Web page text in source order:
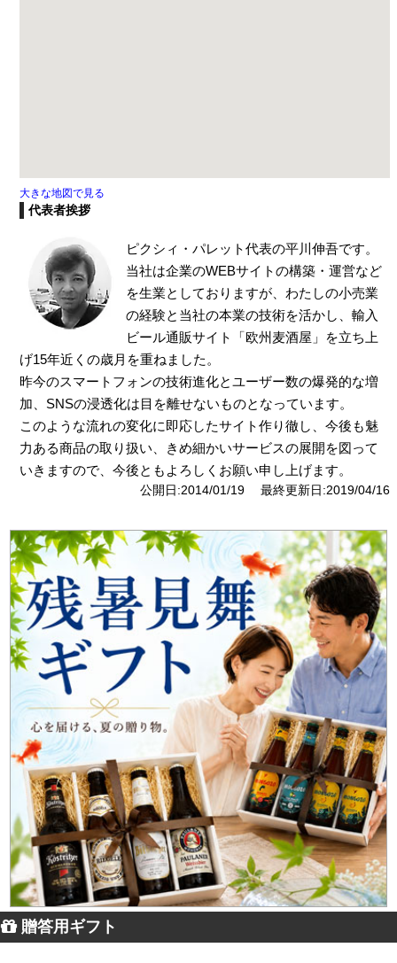
大きな地図で見る
代表者挨拶
ピクシィ・パレット代表の平川伸吾です。
当社は企業のWEBサイトの構築・運営など
を生業としておりますが、わたしの小売業
の経験と当社の本業の技術を活かし、輸入
ビール通販サイト「欧州麦酒屋」を立ち上
げ15年近くの歳月を重ねました。
昨今のスマートフォンの技術進化とユーザー数の爆発的な増
加、SNSの浸透化は目を離せないものとなっています。
このような流れの変化に即応したサイト作り徹し、今後も魅
力ある商品の取り扱い、きめ細かいサービスの展開を図って
いきますので、今後ともよろしくお願い申し上げます。
公開日:2014/01/19 最終更新日:2019/04/16
贈答用ギフト